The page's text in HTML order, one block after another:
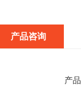
产品咨询
产